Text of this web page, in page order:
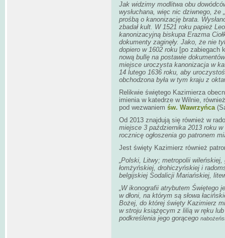
Jak widzimy modlitwa obu
wysłuchana, więc nic dziwnego, że
prośbą o kanonizację brata.
zbadał kult. W 1521 roku papież
kanonizacyjną biskupa Erazma
dokumenty zaginęły. Jako, że nie
dopiero w 1602 roku[po zabiegach
nową bullę na postawie
miejsce uroczysta kanonizacja w
14 lutego 1636 roku, aby
obchodzona była w tym kraju z
Relikwie świętego Kazimierza
imienia w katedrze w Wilnie,
pod wezwaniem św. Wawrzyńca
Od 2013 znajdują się również w
miejsce 3 października 2013 roku
rocznicę ogłoszenia go patronem
Jest święty Kazimierz również
„Polski, Litwy; metropolii
łomżyńskiej, drohiczyńskiej i
belgijskiej Sodalicji Mariańskiej,
„W ikonografii atrybutem Świętego
w dłoni, na którym są słowa
Bożej, do której święty Kazimierz
w stroju książęcym z lilią w ręku
podkreślenia jego gorącego